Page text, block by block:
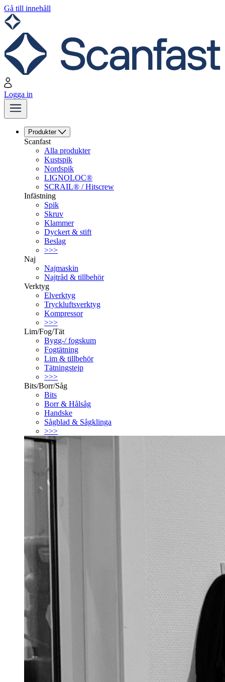
Gå till innehåll
Logga in
Produkter
Scanfast
Alla produkter
Kustspik
Nordspik
LIGNOLOC®
SCRAIL® / Hitscrew
Infästning
Spik
Skruv
Klammer
Dyckert & stift
Beslag
>>>
Naj
Najmaskin
Najtråd & tillbehör
Verktyg
Elverktyg
Tryckluftsverktyg
Kompressor
>>>
Lim/Fog/Tät
Bygg-/ fogskum
Fogtätning
Lim & tillbehör
Tätningstejp
>>>
Bits/Borr/Såg
Bits
Borr & Hålsåg
Handske
Sågblad & Sågklinga
>>>